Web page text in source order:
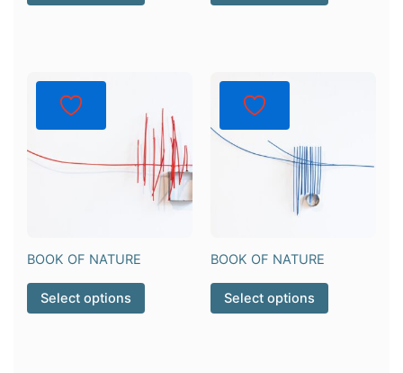
BOOK OF NATURE
Select options
BOOK OF NATURE
Select options